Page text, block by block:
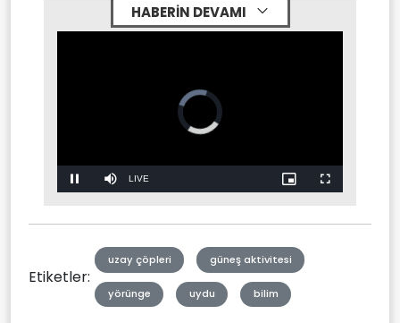
HABERİN DEVAMI
Video
Player
is
loading.
Pause Mute Stream
LIVE
Picture-
in-
Fullscreen
Etiketler:
uzay çöpleri güneş aktivitesi
yörünge uydu bilim